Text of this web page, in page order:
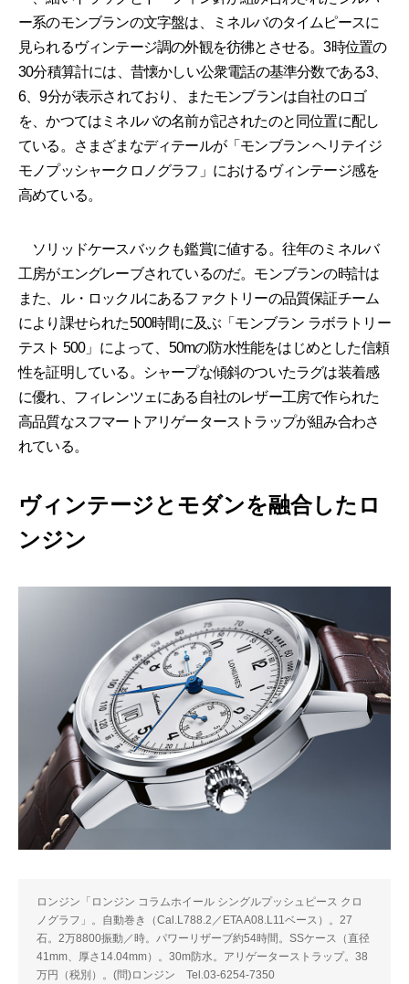
ー系のモンブランの文字盤は、ミネルバのタイムピースに
見られるヴィンテージ調の外観を彷彿とさせる。3時位置の
30分積算計には、昔懐かしい公衆電話の基準分数である3、
6、9分が表示されており、またモンブランは自社のロゴ
を、かつてはミネルバの名前が記されたのと同位置に配し
ている。さまざまなディテールが「モンブラン ヘリテイジ
モノプッシャークロノグラフ」におけるヴィンテージ感を
高めている。
ソリッドケースバックも鑑賞に値する。往年のミネルバ
工房がエングレーブされているのだ。モンブランの時計は
また、ル・ロックルにあるファクトリーの品質保証チーム
により課せられた500時間に及ぶ「モンブラン ラボラトリー
テスト 500」によって、50mの防水性能をはじめとした信頼
性を証明している。シャープな傾斜のついたラグは装着感
に優れ、フィレンツェにある自社のレザー工房で作られた
高品質なスフマートアリゲーターストラップが組み合わさ
れている。
ヴィンテージとモダンを融合したロ
ンジン
ロンジン「ロンジン コラムホイール シングルプッシュピース クロ
ノグラフ」。自動巻き（Cal.L788.2／ETA A08.L11ベース）。27
石。2万8800振動／時。パワーリザーブ約54時間。SSケース（直径
41mm、厚さ14.04mm）。30m防水。アリゲーターストラップ。38
万円（税別）。(問)ロンジン Tel.03-6254-7350